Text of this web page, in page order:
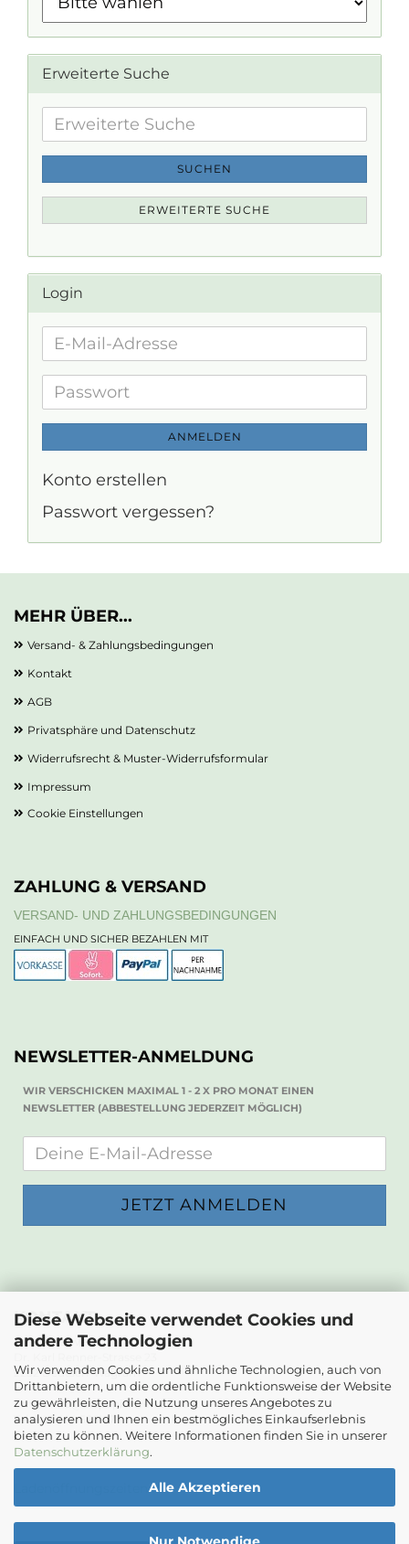
Diese Webseite verwendet Cookies und
andere Technologien
Wir verwenden Cookies und ähnliche Technologien, auch von
Drittanbietern, um die ordentliche Funktionsweise der Website
zu gewährleisten, die Nutzung unseres Angebotes zu
analysieren und Ihnen ein bestmögliches Einkaufserlebnis
bieten zu können. Weitere Informationen finden Sie in unserer
Datenschutzerklärung.
Alle Akzeptieren
Erweiterte Suche
Erweiterte
Suche
SUCHEN
ERWEITERTE SUCHE
Login
E-
Adresse
Passwort
ANMELDEN
Konto erstellen
Passwort vergessen?
MEHR ÜBER...
Versand- & Zahlungsbedingungen
Kontakt
AGB
Privatsphäre und Datenschutz
Widerrufsrecht & Muster-Widerrufsformular
Impressum
Cookie Einstellungen
ZAHLUNG & VERSAND
VERSAND- UND ZAHLUNGSBEDINGUNGEN
EINFACH UND SICHER BEZAHLEN MIT
NEWSLETTER-ANMELDUNG
WIR VERSCHICKEN MAXIMAL 1 - 2 X PRO MONAT EINEN
NEWSLETTER (ABBESTELLUNG JEDERZEIT MÖGLICH)
KONTAKT
Die Papierwerkstatt
2232 Deutsch-Wagram
Email: info@diepapierwerkstatt.at
Tel. +43 664 5261978
Kontaktformular